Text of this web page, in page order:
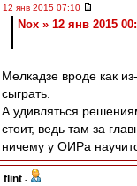
12 янв 2015 07:10
Nox » 12 янв 2015
Мелкадзе вроде как
сыграть.
А удивляться
стоит, ведь там за
ничему у ОИРа
flint -